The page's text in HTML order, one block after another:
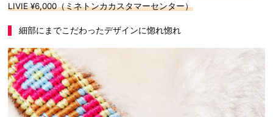
LIVIE ¥6,000（ミネトンカカスタマーセンター）
細部にまでこだわったデザインに惚れ惚れ